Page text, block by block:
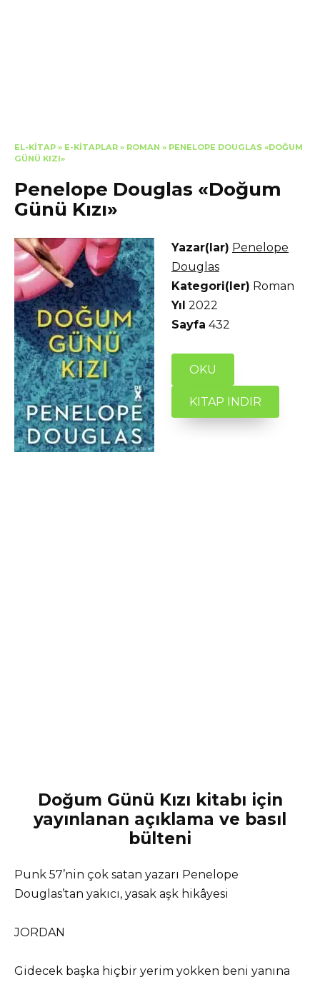
EL-KITAP » E-KITAPLAR » ROMAN » PENELOPE DOUGLAS «DOĞUM
GÜNÜ KIZI»
Penelope Douglas «Doğum
Günü Kızı»
Yazar(lar) Penelope
Douglas
Kategori(ler) Roman
Yıl 2022
Sayfa 432
OKU
KITAP INDIR
Doğum Günü Kızı kitabı için
yayınlanan açıklama ve basıl
bülteni
Punk 57’nin çok satan yazarı Penelope
Douglas’tan yakıcı, yasak aşk hikâyesi
JORDAN
Gidecek başka hiçbir yerim yokken beni yanına